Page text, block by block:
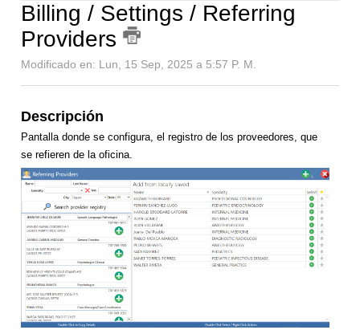
Billing / Settings / Referring
Providers
Modificado en: Lun, 15 Sep, 2025 a 5:57 P. M.
Descripción
Pantalla donde se configura, el registro de los proveedores, que
se refieren de la oficina.